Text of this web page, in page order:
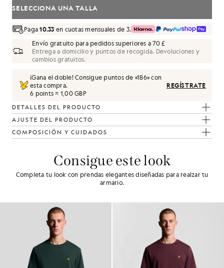
SELECCIONA UNA TALLA
Paga10.33 en cuotas mensuales de 3.
Envío gratuito para pedidos superiores a 70 £
Entrega a domicilio y puntos de recogida. Devoluciones y
cambios gratuitos.
¡Gana el doble! Consigue puntos de «186» con
esta compra.
6 points = 1,00 GBP
REGÍSTRATE
DETALLES DEL PRODUCTO
AJUSTE DEL PRODUCTO
COMPOSICIÓN Y CUIDADOS
Consigue este look
Completa tu look con prendas elegantes diseñadas para realzar tu
armario.